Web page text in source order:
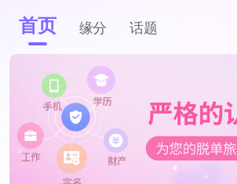
首页 缘分 话题